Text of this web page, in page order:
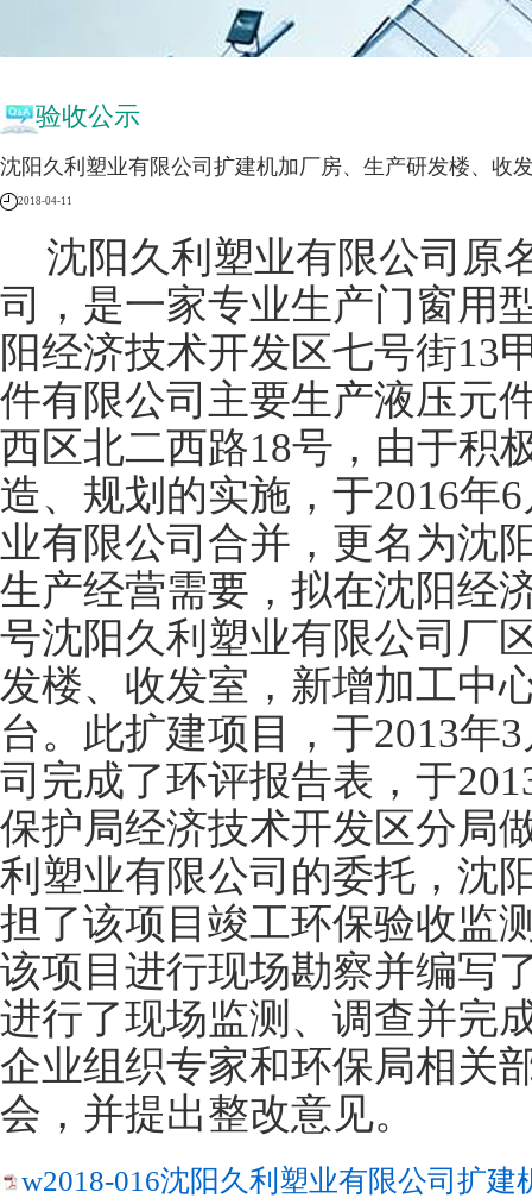
验收公示
沈阳久利塑业有限公司扩建机加厂房、生产研发楼、收
2018-04-11
沈阳久利塑业有限公司原
司，是一家专业生产门窗用
阳经济技术开发区七号街13
件有限公司主要生产液压元
西区北二西路18号，由于积
造、规划的实施，于2016年6
业有限公司合并，更名为沈
生产经营需要，拟在沈阳经
号沈阳久利塑业有限公司厂
发楼、收发室，新增加工中
台。此扩建项目，于2013年3
司完成了环评报告表， 于
保护局经济技术开发区分局
利塑业有限公司的委托，沈
担了该项目竣工环保验收监
该项目进行现场勘察并编写
进行了现场监测、调查并完
企业组织专家和环保局相关
会，并提出整改意见。
w2018-016沈阳久利塑业有限公司扩